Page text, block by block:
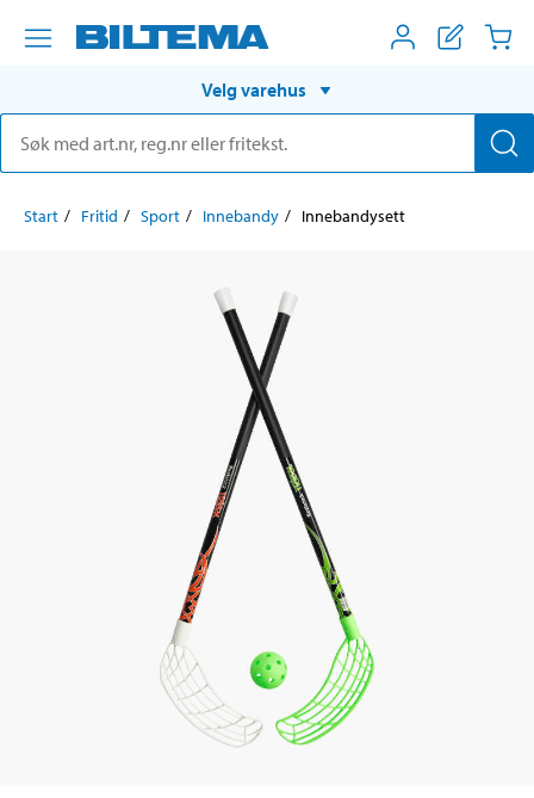
Velg varehus
Start Fritid Sport Innebandy Innebandysett